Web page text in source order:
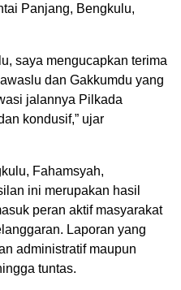
Panjang, Bengkulu,
saya mengucapkan terima
dan Gakkumdu yang
jalannya Pilkada
kondusif,” ujar
Fahamsyah,
ini merupakan hasil
peran aktif masyarakat
Laporan yang
administratif maupun
tuntas.